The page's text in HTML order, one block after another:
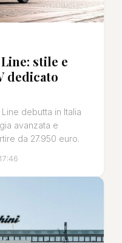
stile e
dedicato
debutta in Italia
avanzata e
da 27.950 euro.